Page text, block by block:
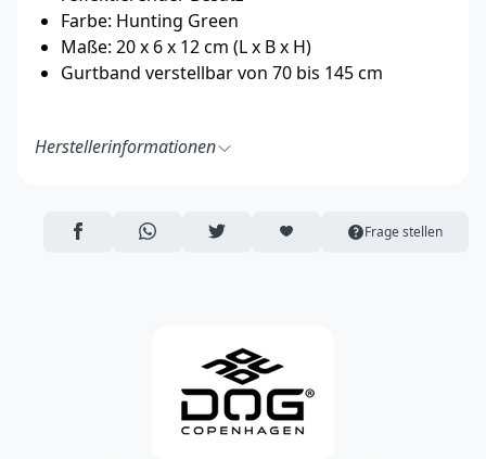
Farbe: Hunting Green
Maße: 20 x 6 x 12 cm (L x B x H)
Gurtband verstellbar von 70 bis 145 cm
Herstellerinformationen
https://dogcopenhagen.com/en/
hello@dogcopenhagen.com
AUF FACEBOOK TEILEN
ÜBER WHATSAPP TEILEN
AUF TWITTER TEILENARTIKEL AUF DIE MERKLISTE
Frage stellen